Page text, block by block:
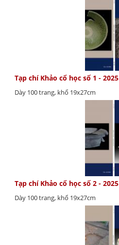
Tạp chí Khảo cổ học số 1 - 2025
Dày 100 trang, khổ 19x27cm
Tạp chí Khảo cổ học số 2 - 2025
Dày 100 trang, khổ 19x27cm